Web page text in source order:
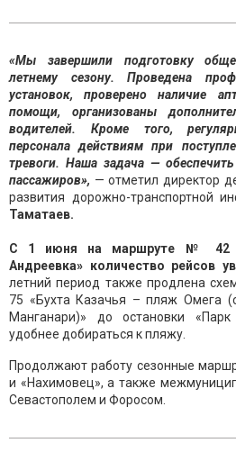
«Мы завершили подготовку
летнему сезону. Проведена
установок, проверено наличие
помощи, организованы
водителей. Кроме того,
персонала действиям при
тревоги. Наша задача —
пассажиров», — отметил директор
развития дорожно-транспортной
Таматаев.
С 1 июня на маршруте № 42
Андреевка» количество рейсов
летний период также продлена
75 «Бухта Казачья – пляж Омега
Манганари)» до остановки
удобнее добираться к пляжу.
Продолжают работу сезонные
и «Нахимовец», а также
Севастополем и Форосом.